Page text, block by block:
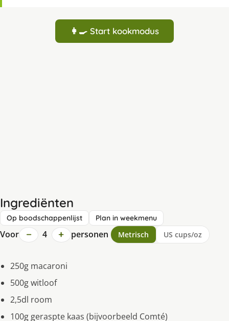
👩‍🍳 Start kookmodus
Ingrediënten
Op boodschappenlijst Plan in weekmenu
Voor − 4 + personen Metrisch US cups/oz
250g macaroni
500g witloof
2,5dl room
100g geraspte kaas (bijvoorbeeld Comté)